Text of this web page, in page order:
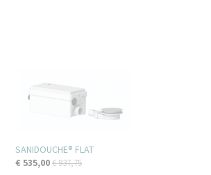
SANIDOUCHE® FLAT
€ 535,00€ 937,75